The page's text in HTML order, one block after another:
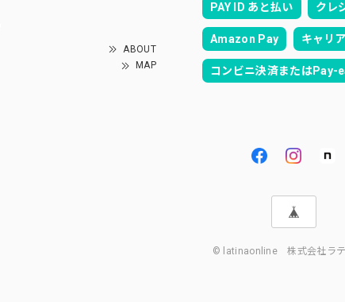
ABOUT
MAP
PAY ID あと払い クレ
Amazon Pay キャリ
コンビニ決済またはPay-
© latinaonline 株式会社ラテ